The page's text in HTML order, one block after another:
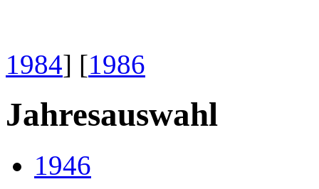
1984] [1986
Jahresauswahl
1946